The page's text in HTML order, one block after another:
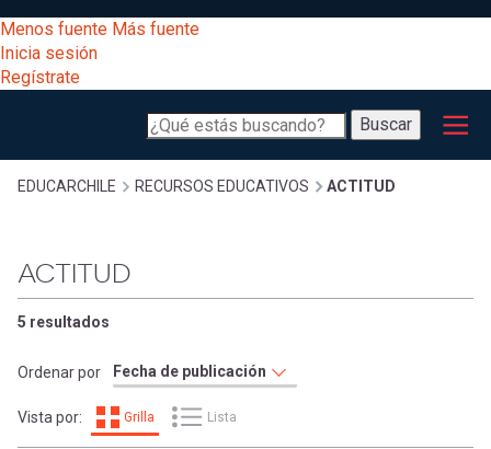
al
contenido
principal
[Educarchile
Escritorio]
Menú
entrar
a
Menos fuente Más fuente
Inicia sesión
Regístrate
Buscar
Buscar
Menú
principal
Desarrollo
Expand
Gestión
Comunidad
Expand
Expand
Inicia
sesión
Sobrescribir
enlaces
de
ayuda
EDUCARCHILE RECURSOS EDUCATIVOS ACTITUD
ACTITUD
5 resultados
Ordenar por
Vista por: Grilla Lista